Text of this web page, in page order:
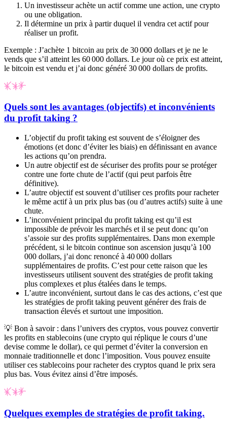
Un investisseur achète un actif comme une action, une crypto
ou une obligation.
Il détermine un prix à partir duquel il vendra cet actif pour
réaliser un profit.
Exemple : J’achète 1 bitcoin au prix de 30 000 dollars et je ne le
vends que s’il atteint les 60 000 dollars. Le jour où ce prix est atteint,
le bitcoin est vendu et j’ai donc généré 30 000 dollars de profits.
Quels sont les avantages (objectifs) et inconvénients
du profit taking ?
L’objectif du profit taking est souvent de s’éloigner des
émotions (et donc d’éviter les biais) en définissant en avance
les actions qu’on prendra.
Un autre objectif est de sécuriser des profits pour se protéger
contre une forte chute de l’actif (qui peut parfois être
définitive).
L’autre objectif est souvent d’utiliser ces profits pour racheter
le même actif à un prix plus bas (ou d’autres actifs) suite à une
chute.
L’inconvénient principal du profit taking est qu’il est
impossible de prévoir les marchés et il se peut donc qu’on
s’assoie sur des profits supplémentaires. Dans mon exemple
précédent, si le bitcoin continue son ascension jusqu’à 100
000 dollars, j’ai donc renoncé à 40 000 dollars
supplémentaires de profits. C’est pour cette raison que les
investisseurs utilisent souvent des stratégies de profit taking
plus complexes et plus étalées dans le temps.
L’autre inconvénient, surtout dans le cas des actions, c’est que
les stratégies de profit taking peuvent générer des frais de
transaction élevés et surtout une imposition.
💡 Bon à savoir: dans l’univers des cryptos, vous pouvez convertir
les profits en stablecoins (une crypto qui réplique le cours d’une
devise comme le dollar), ce qui permet d’éviter la conversion en
monnaie traditionnelle et donc l’imposition. Vous pouvez ensuite
utiliser ces stablecoins pour racheter des cryptos quand le prix sera
plus bas. Vous évitez ainsi d’être imposés.
Quelques exemples de stratégies de profit taking.